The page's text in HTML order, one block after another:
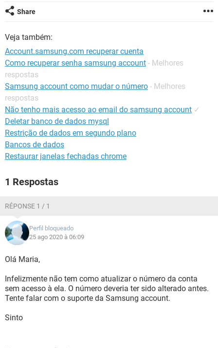
Att. Share
Veja também:
Account.samsung.com recuperar cuenta
Como recuperar senha samsung account - Melhores
respostas
Samsung account como mudar o número - Melhores
respostas
Não tenho mais acesso ao email do samsung account ✓
Deletar banco de dados mysql
Restrição de dados em segundo plano
Bancos de dados
Restaurar janelas fechadas chrome
1 Respostas
RÉPONSE 1 / 1
Perfil bloqueado
25 ago 2020 à 06:09
Olá Maria,
Infelizmente não tem como atualizar o número da conta
sem acesso à ela. O número deveria ter sido alterado antes.
Tente falar com o suporte da Samsung account.
Sinto